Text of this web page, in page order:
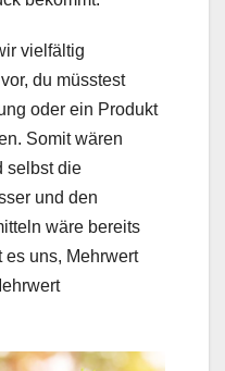
vielfältig
du müsstest
oder ein Produkt
Somit wären
selbst die
und den
wäre bereits
uns, Mehrwert